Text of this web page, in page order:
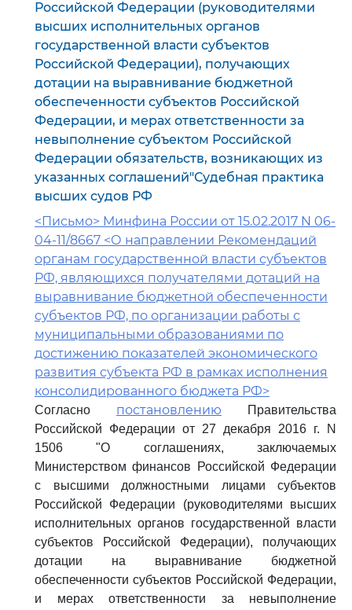
Российской Федерации (руководителями
высших исполнительных органов
государственной власти субъектов
Российской Федерации), получающих
дотации на выравнивание бюджетной
обеспеченности субъектов Российской
Федерации, и мерах ответственности за
невыполнение субъектом Российской
Федерации обязательств, возникающих из
указанных соглашений"Судебная практика
высших судов РФ
<Письмо> Минфина России от 15.02.2017 N 06-
04-11/8667 <О направлении Рекомендаций
органам государственной власти субъектов
РФ, являющихся получателями дотаций на
выравнивание бюджетной обеспеченности
субъектов РФ, по организации работы с
муниципальными образованиями по
достижению показателей экономического
развития субъекта РФ в рамках исполнения
консолидированного бюджета РФ>
Согласно постановлению Правительства
Российской Федерации от 27 декабря 2016 г. N
1506 "О соглашениях, заключаемых
Министерством финансов Российской Федерации
с высшими должностными лицами субъектов
Российской Федерации (руководителями высших
исполнительных органов государственной власти
субъектов Российской Федерации), получающих
дотации на выравнивание бюджетной
обеспеченности субъектов Российской Федерации,
и мерах ответственности за невыполнение